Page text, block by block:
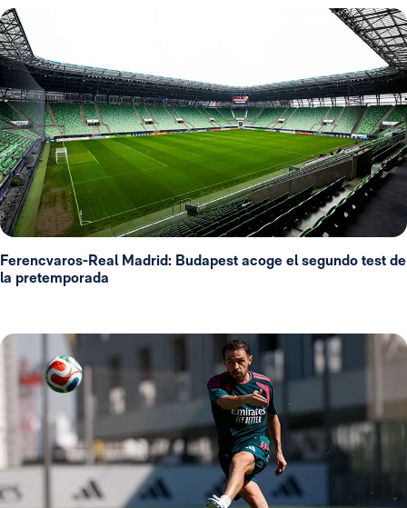
Ferencvaros-Real Madrid: Budapest acoge el segundo test de
la pretemporada